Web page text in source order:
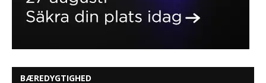
BÆREDYGTIGHED